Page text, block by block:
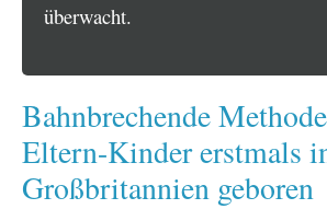
überwacht.
Bahnbrechende
Eltern-Kinder erstmals
Großbritannien geboren